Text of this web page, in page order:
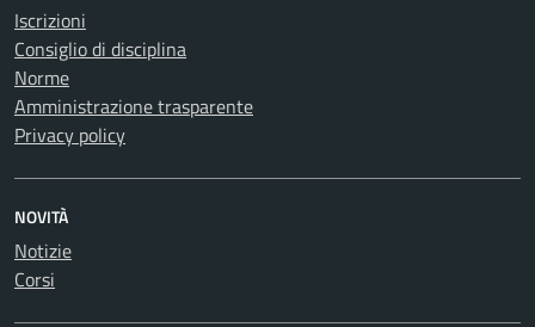
Iscrizioni
Consiglio di disciplina
Norme
Amministrazione trasparente
Privacy policy
NOVITÀ
Notizie
Corsi